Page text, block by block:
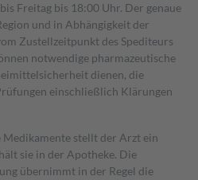
Freitag bis 18:00 Uhr. Der genaue
und in Abhängigkeit der
Zustellzeitpunkt des Spediteurs
notwendige pharmazeutische
dienen, die
einschließlich Klärungen
stellt der Arzt ein
sie in der Apotheke. Die
übernimmt in der Regel die